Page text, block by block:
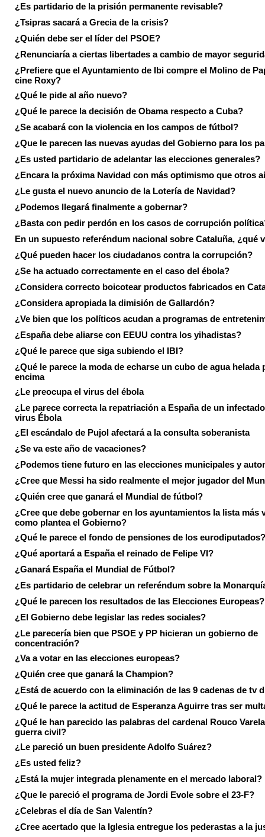
¿Es partidario de la prisión permanente revisable?
¿Tsipras sacará a Grecia de la crisis?
¿Quién debe ser el líder del PSOE?
¿Renunciaría a ciertas libertades a cambio de mayor
¿Prefiere que el Ayuntamiento de Ibi compre el Molino de
cine Roxy?
¿Qué le pide al año nuevo?
¿Qué le parece la decisión de Obama respecto a Cuba?
¿Se acabará con la violencia en los campos de fútbol?
¿Que le parecen las nuevas ayudas del Gobierno para los
¿Es usted partidario de adelantar las elecciones generales?
¿Encara la próxima Navidad con más optimismo que otros
¿Le gusta el nuevo anuncio de la Lotería de Navidad?
¿Podemos llegará finalmente a gobernar?
¿Basta con pedir perdón en los casos de corrupción
En un supuesto referéndum nacional sobre Cataluña, ¿qué
¿Qué pueden hacer los ciudadanos contra la corrupción?
¿Se ha actuado correctamente en el caso del ébola?
¿Considera correcto boicotear productos fabricados en
¿Considera apropiada la dimisión de Gallardón?
¿Ve bien que los políticos acudan a programas de
¿España debe aliarse con EEUU contra los yihadistas?
¿Qué le parece que siga subiendo el IBI?
¿Qué le parece la moda de echarse un cubo de agua helada
encima
¿Le preocupa el virus del ébola
¿Le parece correcta la repatriación a España de un
virus Ébola
¿El escándalo de Pujol afectará a la consulta soberanista
¿Se va este año de vacaciones?
¿Podemos tiene futuro en las elecciones municipales y
¿Cree que Messi ha sido realmente el mejor jugador del
¿Quién cree que ganará el Mundial de fútbol?
¿Cree que debe gobernar en los ayuntamientos la lista más
como plantea el Gobierno?
¿Qué le parece el fondo de pensiones de los eurodiputados?
¿Qué aportará a España el reinado de Felipe VI?
¿Ganará España el Mundial de Fútbol?
¿Es partidario de celebrar un referéndum sobre la
¿Qué le parecen los resultados de las Elecciones Europeas?
¿El Gobierno debe legislar las redes sociales?
¿Le parecería bien que PSOE y PP hicieran un gobierno de
concentración?
¿Va a votar en las elecciones europeas?
¿Quién cree que ganará la Champion?
¿Está de acuerdo con la eliminación de las 9 cadenas de tv
¿Qué le parece la actitud de Esperanza Aguirre tras ser
¿Qué le han parecido las palabras del cardenal Rouco
guerra civil?
¿Le pareció un buen presidente Adolfo Suárez?
¿Es usted feliz?
¿Está la mujer integrada plenamente en el mercado laboral?
¿Que le pareció el programa de Jordi Evole sobre el 23-F?
¿Celebras el día de San Valentín?
¿Cree acertado que la Iglesia entregue los pederastas a la